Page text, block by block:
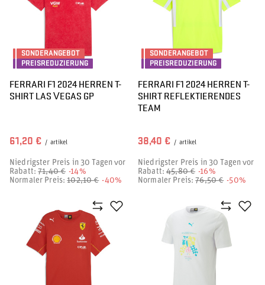
SONDERANGEBOT
PREISREDUZIERUNG
FERRARI F1 2024 HERREN T-
SHIRT LAS VEGAS GP
61,20 € / artikel
Niedrigster Preis in 30 Tagen vor
Rabatt:71,40 € -14%
Normaler Preis:102,10 € -40%
SONDERANGEBOT
PREISREDUZIERUNG
FERRARI F1 2024 HERREN T-
SHIRT REFLEKTIERENDES
TEAM
38,40 € / artikel
Niedrigster Preis in 30 Tagen vor
Rabatt:45,80 € -16%
Normaler Preis:76,50 € -50%